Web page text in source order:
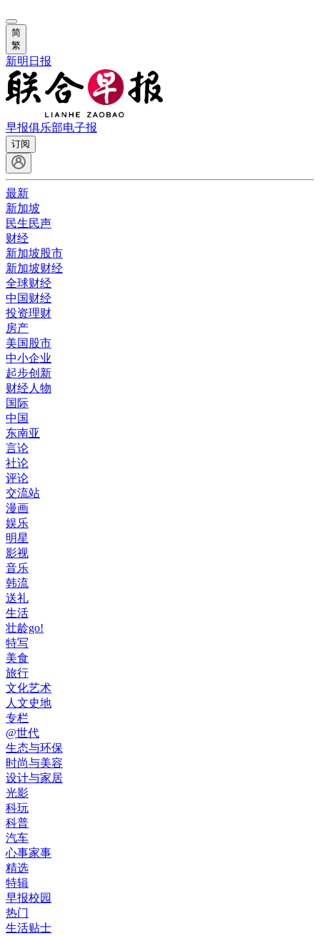
简
繁
新明日报
早报俱乐部电子报
订阅
最新
新加坡
民生民声
财经
新加坡股市
新加坡财经
全球财经
中国财经
投资理财
房产
美国股市
中小企业
起步创新
财经人物
国际
中国
东南亚
言论
社论
评论
交流站
漫画
娱乐
明星
影视
音乐
韩流
送礼
生活
壮龄go!
特写
美食
旅行
文化艺术
人文史地
专栏
@世代
生态与环保
时尚与美容
设计与家居
光影
科玩
科普
汽车
心事家事
精选
特辑
早报校园
热门
生活贴士